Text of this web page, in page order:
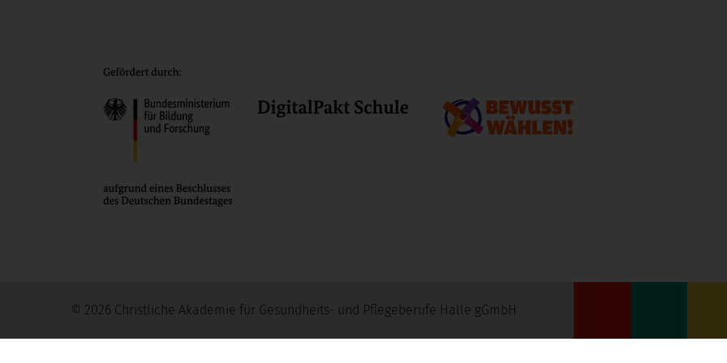
© 2026 Christliche Akademie für Gesundheits- und Pflegeberufe Halle gGmbH